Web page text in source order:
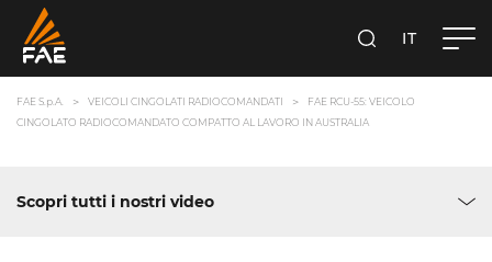
CERCAIT
FAE S.p.A. VEICOLI CINGOLATI RADIOCOMANDATI
FAE RCU-55: VEICOLO
CINGOLATO RADIOCOMANDATO COMPATTO AL LAVORO IN AUSTRALIA
Scopri tutti i nostri video